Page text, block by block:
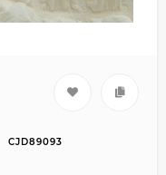
CJD89093